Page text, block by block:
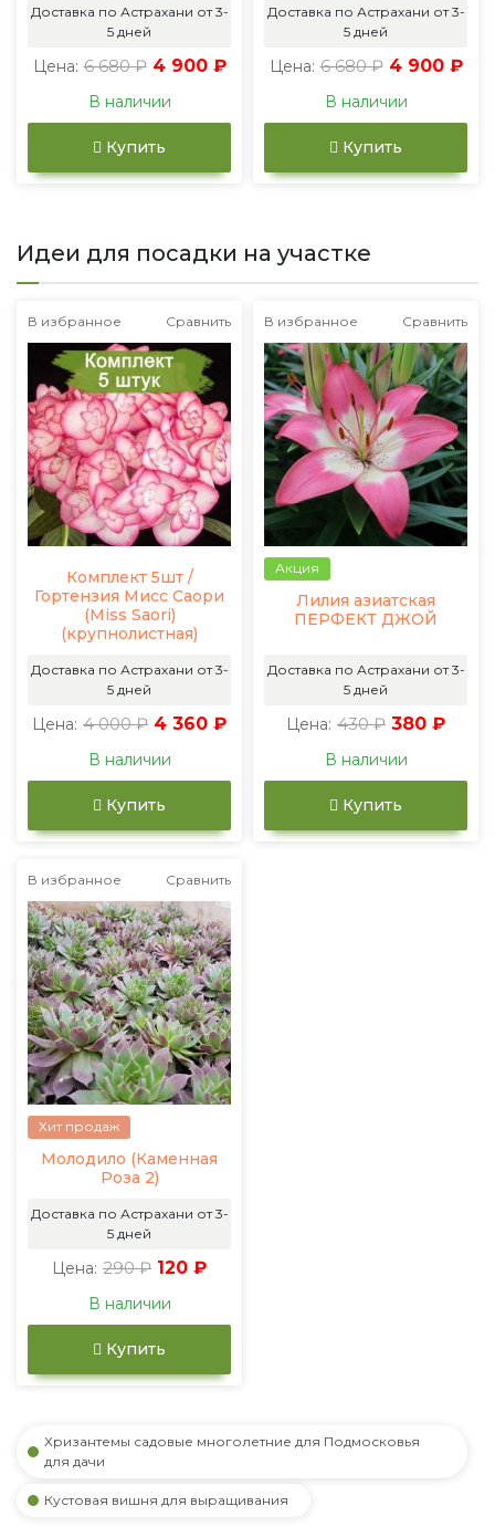
Доставка по Астрахани от 3-
5 дней
Цена: 6 680 ₽ 4 900 ₽
В наличии
Купить
Доставка по Астрахани от 3-
5 дней
Цена: 6 680 ₽ 4 900 ₽
В наличии
Купить
Идеи для посадки на участке
В избранное Сравнить
Комплект 5шт /
Гортензия Мисс Саори
(Miss Saori)
(крупнолистная)
Доставка по Астрахани от 3-
5 дней
Цена: 4 000 ₽ 4 360 ₽
В наличии
Купить
В избранное Сравнить
Акция
Лилия азиатская
ПЕРФЕКТ ДЖОЙ
Доставка по Астрахани от 3-
5 дней
Цена: 430 ₽ 380 ₽
В наличии
Купить
В избранное Сравнить
Хит продаж
Молодило (Каменная
Роза 2)
Доставка по Астрахани от 3-
5 дней
Цена: 290 ₽ 120 ₽
В наличии
Купить
Хризантемы садовые многолетние для Подмосковья
для дачи
Кустовая вишня для выращивания